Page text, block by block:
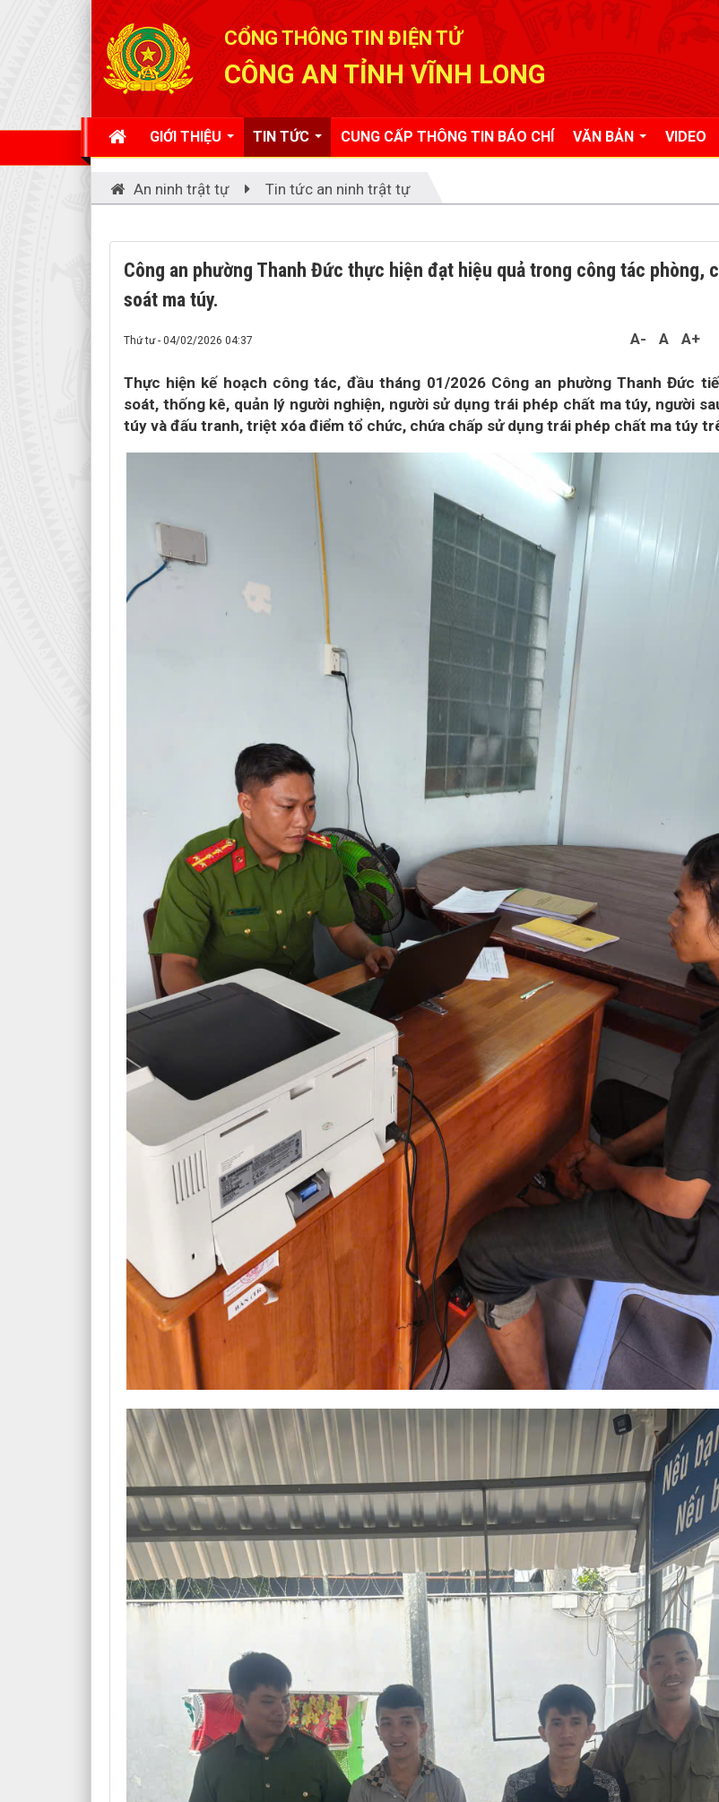
CỔNG THÔNG TIN ĐIỆN TỬ
CÔNG AN TỈNH VĨNH LONG
GIỚI THIỆU TIN TỨC CUNG CẤP THÔNG TIN BÁO CHÍ VĂN BẢN VIDEO
An ninh trật tự Tin tức an ninh trật tự
Công an phường Thanh Đức thực hiện đạt hiệu quả trong công tác phòng,
soát ma túy.
Thứ tư - 04/02/2026 04:37 A- A A+
Thực hiện kế hoạch công tác, đầu tháng 01/2026 Công an phường Thanh Đức
soát, thống kê, quản lý người nghiện, người sử dụng trái phép chất ma túy, người
túy và đấu tranh, triệt xóa điểm tổ chức, chứa chấp sử dụng trái phép chất ma túy